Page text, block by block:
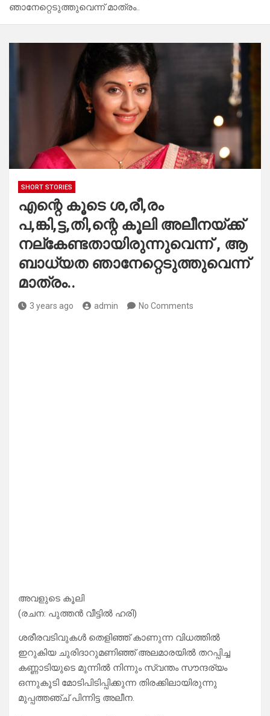
ഞാനേറ്റെടുത്തുവെന്ന് മാത്രം..
SHORT STORIES
എന്റെ കൂടെ ശ,രീ,രം
പ,ങ്കി,ട്ട,തി,ന്റെ കൂലി അലീനയ്ക്ക്
നല്കേണ്ടതായിരുന്നുവെന്ന് , ആ
ബാധ്യത ഞാനേറ്റെടുത്തുവെന്ന്
മാത്രം..
3 years ago admin No Comments
അവളുടെ കൂലി
(രചന: പുത്തന്‍ വീട്ടില്‍ ഹരി)
ശരീരവടിവുകള്‍ തെളിഞ്ഞ് കാണുന്ന വിധത്തില്‍
ഇറുകിയ ചുരിദാറുമണിഞ്ഞ് അലമാരയില്‍ തറപ്പിച്ച
കണ്ണാടിയുടെ മുന്നില്‍ നിന്നും സ്വന്തം സൗന്ദര്യം
ഒന്നുകൂടി മോടിപിടിപ്പിക്കുന്ന തിരക്കിലായിരുന്നു
മുപ്പത്തഞ്ച് പിന്നിട്ട അലീന.